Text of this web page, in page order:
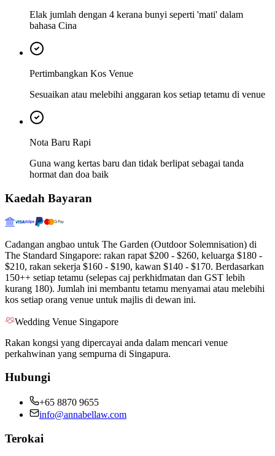
Elak jumlah dengan 4 kerana bunyi seperti 'mati' dalam
bahasa Cina
Pertimbangkan Kos Venue
Sesuaikan atau melebihi anggaran kos setiap tetamu di venue
Nota Baru Rapi
Guna wang kertas baru dan tidak berlipat sebagai tanda
hormat dan doa baik
Kaedah Bayaran
Cadangan angbao untuk The Garden (Outdoor Solemnisation) di
The Standard Singapore: rakan rapat $200 - $260, keluarga $180 -
$210, rakan sekerja $160 - $190, kawan $140 - $170. Berdasarkan
150++ setiap tetamu (selepas caj perkhidmatan dan GST lebih
kurang 180). Jumlah ini membantu tetamu menyamai atau melebihi
kos setiap orang venue untuk majlis di dewan ini.
Wedding Venue Singapore
Rakan kongsi yang dipercayai anda dalam mencari venue
perkahwinan yang sempurna di Singapura.
Hubungi
+65 8870 9655
info@annabellaw.com
Terokai